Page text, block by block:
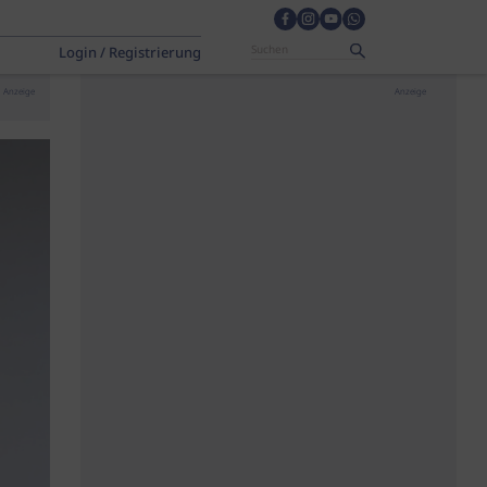
Login / Registrierung
Anzeige Anzeige